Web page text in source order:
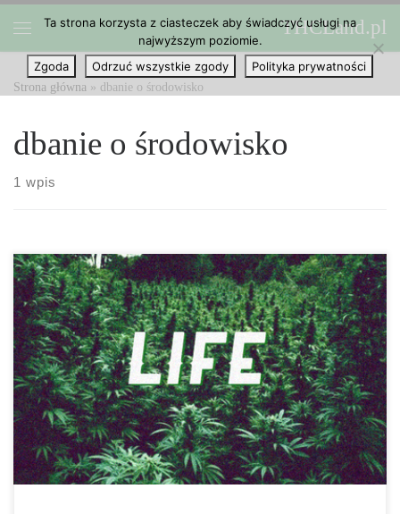
Przejdź do treści THCLand.pl
Strona główna » dbanie o środowisko
dbanie o środowisko
1 wpis
Temat domów przyjaznych środowisku staje się coraz bardziej
popularny, ponieważ ludzie stają się bardziej świadomi tego jak
mogą zmieniać swoje życie. Być może słyszałeś o takich domach
wcześniej. Są to domy, które zużywają niewiele energii z sieci
elektrycznej, a zatem […]
Ta strona korzysta z ciasteczek aby świadczyć usługi na
najwyższym poziomie.
Zgoda
Odrzuć wszystkie zgody Polityka prywatności